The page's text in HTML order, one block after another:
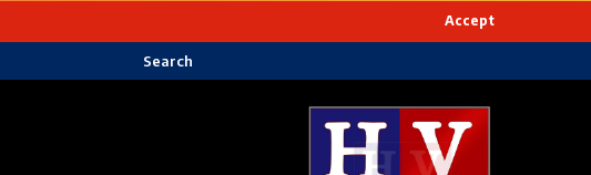
Accept
Search